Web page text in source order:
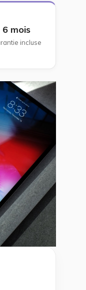
6 mois
incluse